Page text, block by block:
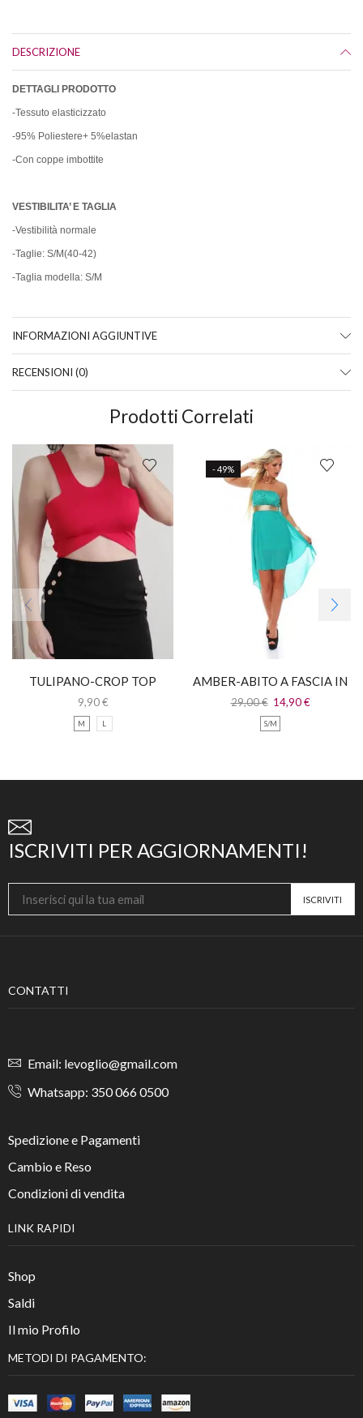
DESCRIZIONE
DETTAGLI PRODOTTO
-Tessuto elasticizzato
-95% Poliestere+ 5%elastan
-Con coppe imbottite
VESTIBILITA’ E TAGLIA
-Vestibilità normale
-Taglie: S/M(40-42)
-Taglia modella: S/M
INFORMAZIONI AGGIUNTIVE
RECENSIONI (0)
Prodotti Correlati
TULIPANO-CROP TOP
ROSSO CON SPALLINE
9,90€
M L
- 49%
AMBER-ABITO A FASCIA IN
PIZZO CON CODA IN
CHIFFON
29,00€ 14,90€
S/M
ISCRIVITI PER AGGIORNAMENTI!
CONTATTI
Email: levoglio@gmail.com
Whatsapp: 350 066 0500
Spedizione e Pagamenti
Cambio e Reso
Condizioni di vendita
LINK RAPIDI
Shop
Saldi
Il mio Profilo
METODI DI PAGAMENTO: